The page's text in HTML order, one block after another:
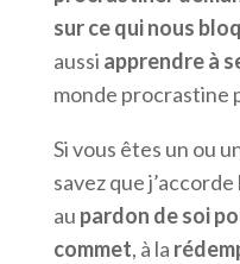
sur ce qui nous
aussi apprendre à
monde procrastine
Si vous êtes un ou
savez que
au pardon de soi
commet, à la